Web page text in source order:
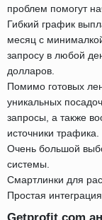
проблем помогут
Гибкий график
месяц с
запросу в любой
долларов.
Помимо готовых
уникальных
запросы, а также
источники трафика.
Очень большой
системы.
Смартлинки для
Простая